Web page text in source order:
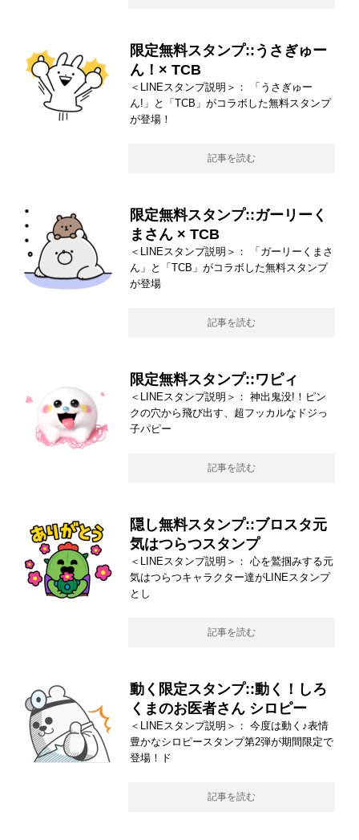
限定無料スタンプ::うさぎゅー
ん！× TCB
＜LINEスタンプ説明＞： 「うさぎゅー
ん!」と「TCB」がコラボした無料スタンプ
が登場！
記事を読む
限定無料スタンプ::ガーリーく
まさん × TCB
＜LINEスタンプ説明＞： 「ガーリーくまさ
ん」と「TCB」がコラボした無料スタンプ
が登場
記事を読む
限定無料スタンプ::ワピィ
＜LINEスタンプ説明＞： 神出鬼没!！ピン
クの穴から飛び出す、超フッカルなドジっ
子パピー
記事を読む
隠し無料スタンプ::ブロスタ元
気はつらつスタンプ
＜LINEスタンプ説明＞： 心を鷲掴みする元
気はつらつキャラクター達がLINEスタンプ
とし
記事を読む
動く限定スタンプ::動く！しろ
くまのお医者さん シロピー
＜LINEスタンプ説明＞： 今度は動く♪表情
豊かなシロピースタンプ第2弾が期間限定で
登場！ド
記事を読む